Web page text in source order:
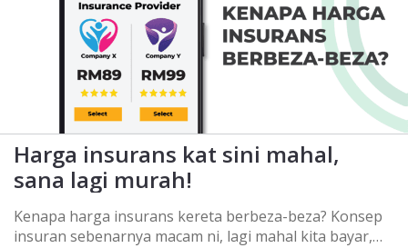
Harga insurans kat sini mahal,
sana lagi murah!
Kenapa harga insurans kereta berbeza-beza? Konsep
insuran sebenarnya macam ni, lagi mahal kita bayar,